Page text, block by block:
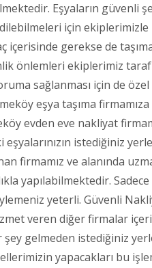
Eşyaların güvenli
için
içerisinde gerekse de
önlemleri ekiplerimiz
sağlanması için de
eşya taşıma
evden eve nakliyat
istediğiniz
firmamız ve alanında
yapılabilmektedir.
yeterli. Güvenli
veren diğer firmalar
şey gelmeden istediğiniz
yapacakları bu